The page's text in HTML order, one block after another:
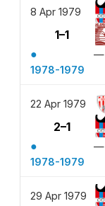
8 Apr 1979
1–1
●
—
1978-1979
22 Apr 1979
2–1
●
—
1978-1979
29 Apr 1979